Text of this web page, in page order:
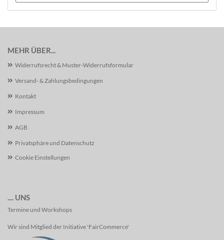
MEHR ÜBER...
Widerrufsrecht & Muster-Widerrufsformular
Versand- & Zahlungsbedingungen
Kontakt
Impressum
AGB
Privatsphäre und Datenschutz
Cookie Einstellungen
.... UNS
Termine und Workshops
Wir sind Mitglied der Initiative 'FairCommerce'